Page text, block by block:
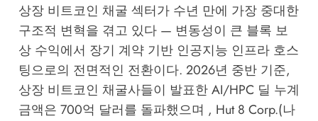
상장 비트코인 채굴 섹터가 수년 만에 가장 중대한
구조적 변혁을 겪고 있다 — 변동성이 큰 블록 보
상 수익에서 장기 계약 기반 인공지능 인프라 호스
팅으로의 전면적인 전환이다. 2026년 중반 기준,
상장 비트코인 채굴사들이 발표한 AI/HPC 딜 누계
금액은 700억 달러를 돌파했으며 , Hut 8 Corp.(나